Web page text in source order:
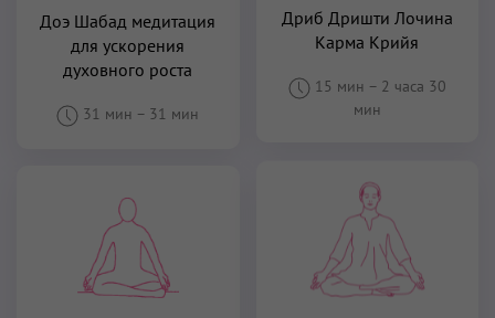
Доэ Шабад медитация
для ускорения
духовного роста
31 мин – 31 мин
Дриб Дришти Лочина
Карма Крийя
15 мин – 2 часа 30
мин